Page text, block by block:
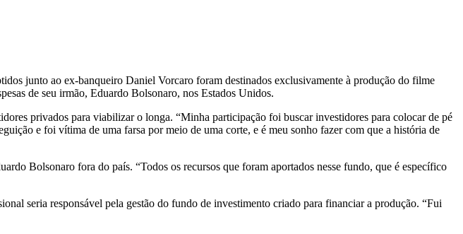
junto ao ex-banqueiro Daniel Vorcaro foram destinados exclusivamente à produção do filme
de seu irmão, Eduardo Bolsonaro, nos Estados Unidos.
privados para viabilizar o longa. “Minha participação foi buscar investidores para colocar de pé
e foi vítima de uma farsa por meio de uma corte, e é meu sonho fazer com que a história de
Bolsonaro fora do país. “Todos os recursos que foram aportados nesse fundo, que é específico
seria responsável pela gestão do fundo de investimento criado para financiar a produção. “Fui